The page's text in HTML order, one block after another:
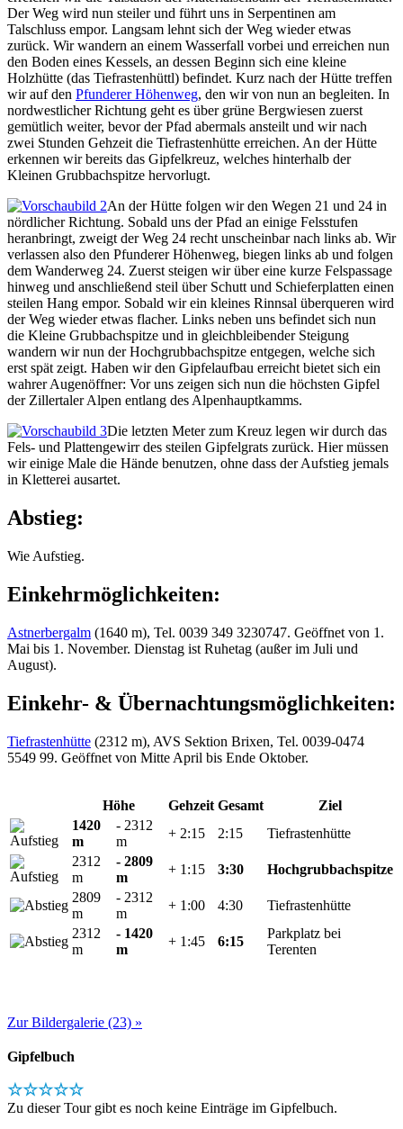
Der Weg wird nun steiler und führt uns in Serpentinen am
Talschluss empor. Langsam lehnt sich der Weg wieder etwas
zurück. Wir wandern an einem Wasserfall vorbei und erreichen nun
den Boden eines Kessels, an dessen Beginn sich eine kleine
Holzhütte (das Tiefrastenhüttl) befindet. Kurz nach der Hütte treffen
wir auf den Pfunderer Höhenweg, den wir von nun an begleiten. In
nordwestlicher Richtung geht es über grüne Bergwiesen zuerst
gemütlich weiter, bevor der Pfad abermals ansteilt und wir nach
zwei Stunden Gehzeit die Tiefrastenhütte erreichen. An der Hütte
erkennen wir bereits das Gipfelkreuz, welches hinterhalb der
Kleinen Grubbachspitze hervorlugt.
An der Hütte folgen wir den Wegen 21 und 24 in
nördlicher Richtung. Sobald uns der Pfad an einige Felsstufen
heranbringt, zweigt der Weg 24 recht unscheinbar nach links ab. Wir
verlassen also den Pfunderer Höhenweg, biegen links ab und folgen
dem Wanderweg 24. Zuerst steigen wir über eine kurze Felspassage
hinweg und anschließend steil über Schutt und Schieferplatten einen
steilen Hang empor. Sobald wir ein kleines Rinnsal überqueren wird
der Weg wieder etwas flacher. Links neben uns befindet sich nun
die Kleine Grubbachspitze und in gleichbleibender Steigung
wandern wir nun der Hochgrubbachspitze entgegen, welche sich
erst spät zeigt. Haben wir den Gipfelaufbau erreicht bietet sich ein
wahrer Augenöffner: Vor uns zeigen sich nun die höchsten Gipfel
der Zillertaler Alpen entlang des Alpenhauptkamms.
Die letzten Meter zum Kreuz legen wir durch das
Fels- und Plattengewirr des steilen Gipfelgrats zurück. Hier müssen
wir einige Male die Hände benutzen, ohne dass der Aufstieg jemals
in Kletterei ausartet.
Abstieg:
Wie Aufstieg.
Einkehrmöglichkeiten:
Astnerbergalm (1640 m), Tel. 0039 349 3230747. Geöffnet von 1.
Mai bis 1. November. Dienstag ist Ruhetag (außer im Juli und
August).
Einkehr- & Übernachtungsmöglichkeiten:
Tiefrastenhütte (2312 m), AVS Sektion Brixen, Tel. 0039-0474
5549 99. Geöffnet von Mitte April bis Ende Oktober.
Höhe Gehzeit Gesamt
Ziel
1420
m
- 2312
m
+ 2:15 2:15
Tiefrastenhütte
2312
m
- 2809
m
+ 1:15 3:30
Hochgrubbachspitze
2809
m
- 2312
m
+ 1:00 4:30
Tiefrastenhütte
2312
m
- 1420
m
+ 1:45 6:15
Parkplatz bei
Terenten
Zur Bildergalerie (23) »
Gipfelbuch
☆☆☆☆☆
Zu dieser Tour gibt es noch keine Einträge im Gipfelbuch.